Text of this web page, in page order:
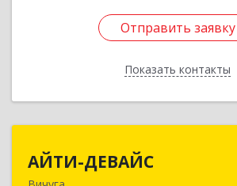
Отправить заявку
Показать контакты
Отправить заявку
Назад
АЙТИ-ДЕВАЙС